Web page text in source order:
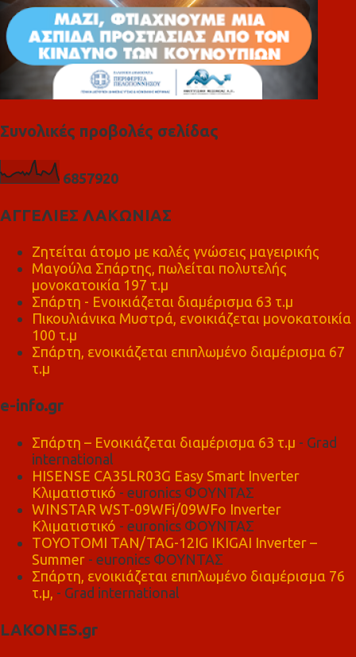
Συνολικές προβολές σελίδας
6857920
ΑΓΓΕΛΙΕΣ ΛΑΚΩΝΙΑΣ
Ζητείται άτομο με καλές γνώσεις μαγειρικής
Μαγούλα Σπάρτης, πωλείται πολυτελής
μονοκατοικία 197 τ.μ
Σπάρτη - Ενοικιάζεται διαμέρισμα 63 τ.μ
Πικουλιάνικα Μυστρά, ενοικιάζεται μονοκατοικία
100 τ.μ
Σπάρτη, ενοικιάζεται επιπλωμένο διαμέρισμα 67
τ.μ
e-info.gr
Σπάρτη – Ενοικιάζεται διαμέρισμα 63 τ.μ - Grad
international
HISENSE CA35LR03G Easy Smart Inverter
Κλιματιστικό - euronics ΦΟΥΝΤΑΣ
WINSTAR WST-09WFi/09WFo Inverter
Κλιματιστικό - euronics ΦΟΥΝΤΑΣ
TOYOTOMI TAN/TAG-12IG IKIGAI Inverter –
Summer - euronics ΦΟΥΝΤΑΣ
Σπάρτη, ενοικιάζεται επιπλωμένο διαμέρισμα 76
τ.μ, - Grad international
LAKONES.gr